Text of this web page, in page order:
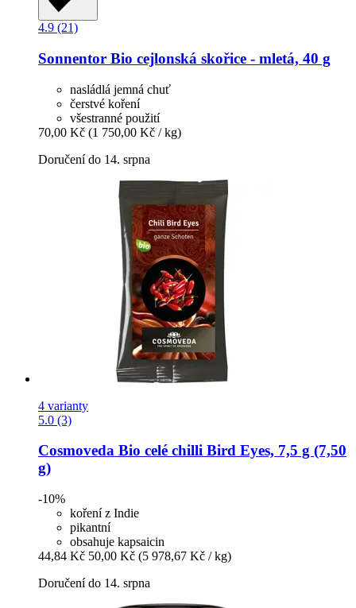
4.9 (21)
Sonnentor Bio cejlonská skořice -​ mletá, 40 g
nasládlá jemná chuť
čerstvé koření
všestranné použití
70,00 Kč (1 750,00 Kč / kg)
Doručení do 14. srpna
4 varianty
5.0 (3)
Cosmoveda Bio celé chilli Bird Eyes, 7,5 g (7,50
g)
-10%
koření z Indie
pikantní
obsahuje kapsaicin
44,84 Kč 50,00 Kč (5 978,67 Kč / kg)
Doručení do 14. srpna